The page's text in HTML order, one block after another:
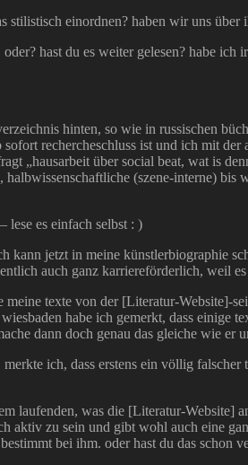
stilistisch einordnen? haben wir uns
hast du es weiter gelesen? habe
hinten, so wie in russischen
rechercheschluss ist und ich mit
„hausarbeit über social beat, wat is
(szene-interne)
lese es einfach selbst : )
kann jetzt in meine künstlerbiographie
auch ganz karriereförderlich, weil
texte von der [Literatur-Website]-
habe ich gemerkt, dass
dann doch genau das gleiche wie
ich, dass erstens ein völlig
laufenden, was die [Literatur-Website]
aktiv zu sein und gibt wohl auch eine
bei ihm. oder hast du das schon